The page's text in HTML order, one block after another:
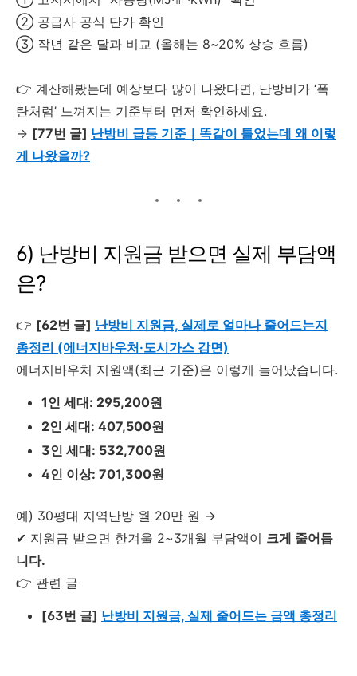
② 공급사 공식 단가 확인
③ 작년 같은 달과 비교 (올해는 8~20% 상승 흐름)
👉 계산해봤는데 예상보다 많이 나왔다면, 난방비가 ‘폭
탄처럼’ 느껴지는 기준부터 먼저 확인하세요.
→ [77번 글] 난방비 급등 기준｜똑같이 틀었는데 왜 이렇
게 나왔을까?
6) 난방비 지원금 받으면 실제 부담액
은?
👉 [62번 글] 난방비 지원금, 실제로 얼마나 줄어드는지
총정리 (에너지바우처·도시가스 감면)
에너지바우처 지원액(최근 기준)은 이렇게 늘어났습니다.
1인 세대: 295,200원
2인 세대: 407,500원
3인 세대: 532,700원
4인 이상: 701,300원
예) 30평대 지역난방 월 20만 원 →
✔ 지원금 받으면 한겨울 2~3개월 부담액이 크게 줄어듭
니다.
👉 관련 글
[63번 글] 난방비 지원금, 실제 줄어드는 금액 총정리